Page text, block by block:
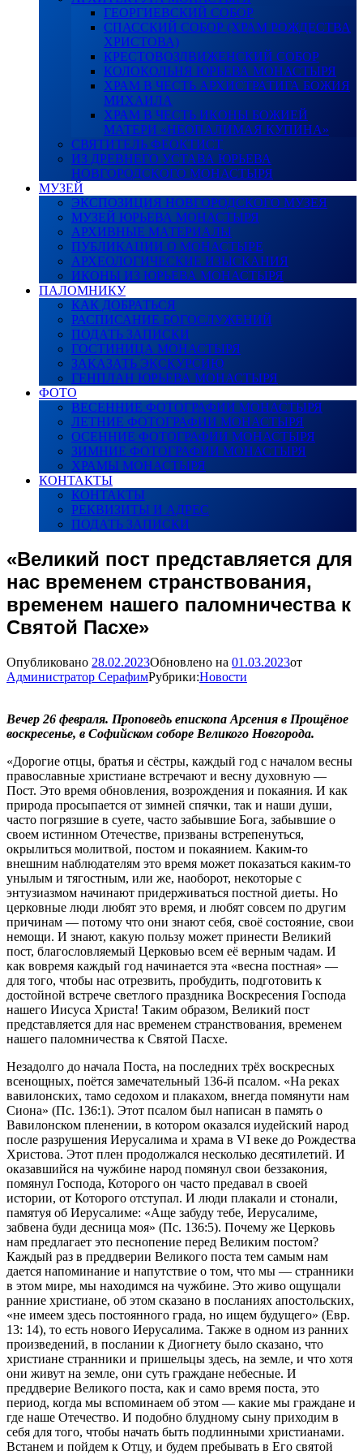
ГЕОРГИЕВСКИЙ СОБОР
СПАССКИЙ СОБОР (ХРАМ РОЖДЕСТВА
ХРИСТОВА)
КРЕСТОВОЗДВИЖЕНСКИЙ СОБОР
КОЛОКОЛЬНЯ ЮРЬЕВА МОНАСТЫРЯ
ХРАМ В ЧЕСТЬ АРХИСТРАТИГА БОЖИЯ
МИХАИЛА
ХРАМ В ЧЕСТЬ ИКОНЫ БОЖИЕЙ
МАТЕРИ «НЕОПАЛИМАЯ КУПИНА»
СВЯТИТЕЛЬ ФЕОКТИСТ
ИЗ ДРЕВНЕГО УСТАВА ЮРЬЕВА
НОВГОРОДСКОГО МОНАСТЫРЯ
МУЗЕЙ
ЭКСПОЗИЦИЯ НОВГОРОДСКОГО МУЗЕЯ
МУЗЕЙ ЮРЬЕВА МОНАСТЫРЯ
АРХИВНЫЕ МАТЕРИАЛЫ
ПУБЛИКАЦИИ О МОНАСТЫРЕ
АРХЕОЛОГИЧЕСКИЕ ИЗЫСКАНИЯ
ИКОНЫ ИЗ ЮРЬЕВА МОНАСТЫРЯ
ПАЛОМНИКУ
КАК ДОБРАТЬСЯ
РАСПИСАНИЕ БОГОСЛУЖЕНИЙ
ПОДАТЬ ЗАПИСКИ
ГОСТИНИЦА МОНАСТЫРЯ
ЗАКАЗАТЬ ЭКСКУРСИЮ
ГЕНПЛАН ЮРЬЕВА МОНАСТЫРЯ
ФОТО
ВЕСЕННИЕ ФОТОГРАФИИ МОНАСТЫРЯ
ЛЕТНИЕ ФОТОГРАФИИ МОНАСТЫРЯ
ОСЕННИЕ ФОТОГРАФИИ МОНАСТЫРЯ
ЗИМНИЕ ФОТОГРАФИИ МОНАСТЫРЯ
ХРАМЫ МОНАСТЫРЯ
КОНТАКТЫ
КОНТАКТЫ
РЕКВИЗИТЫ И АДРЕС
ПОДАТЬ ЗАПИСКИ
«Великий пост представляется для
нас временем странствования,
временем нашего паломничества к
Святой Пасхе»
Опубликовано 28.02.2023Обновлено на 01.03.2023от
Администратор СерафимРубрики:Новости
Вечер 26 февраля. Проповедь епископа Арсения в Прощёное
воскресенье, в Софийском соборе Великого Новгорода.
«Дорогие отцы, братья и сёстры, каждый год с началом весны
православные христиане встречают и весну духовную —
Пост. Это время обновления, возрождения и покаяния. И как
природа просыпается от зимней спячки, так и наши души,
часто погрязшие в суете, часто забывшие Бога, забывшие о
своем истинном Отечестве, призваны встрепенуться,
окрылиться молитвой, постом и покаянием. Каким-то
внешним наблюдателям это время может показаться каким-то
унылым и тягостным, или же, наоборот, некоторые с
энтузиазмом начинают придерживаться постной диеты. Но
церковные люди любят это время, и любят совсем по другим
причинам — потому что они знают себя, своё состояние, свои
немощи. И знают, какую пользу может принести Великий
пост, благословляемый Церковью всем её верным чадам. И
как вовремя каждый год начинается эта «весна постная» —
для того, чтобы нас отрезвить, пробудить, подготовить к
достойной встрече светлого праздника Воскресения Господа
нашего Иисуса Христа! Таким образом, Великий пост
представляется для нас временем странствования, временем
нашего паломничества к Святой Пасхе.
Незадолго до начала Поста, на последних трёх воскресных
всенощных, поëтся замечательный 136-й псалом. «На реках
вавилонских, тамо седохом и плакахом, внегда помянути нам
Сиона» (Пс. 136:1). Этот псалом был написан в память о
Вавилонском пленении, в котором оказался иудейский народ
после разрушения Иерусалима и храма в VI веке до Рождества
Христова. Этот плен продолжался несколько десятилетий. И
оказавшийся на чужбине народ помянул свои беззакония,
помянул Господа, Которого он часто предавал в своей
истории, от Которого отступал. И люди плакали и стонали,
памятуя об Иерусалиме: «Аще забуду тебе, Иерусалиме,
забвена буди десница моя» (Пс. 136:5). Почему же Церковь
нам предлагает это песнопение перед Великим постом?
Каждый раз в преддверии Великого поста тем самым нам
дается напоминание и напутствие о том, что мы — странники
в этом мире, мы находимся на чужбине. Это живо ощущали
ранние христиане, об этом сказано в посланиях апостольских,
«не имеем здесь постоянного града, но ищем будущего» (Евр.
13: 14), то есть нового Иерусалима. Также в одном из ранних
произведений, в послании к Диогнету было сказано, что
христиане странники и пришельцы здесь, на земле, и что хотя
они живут на земле, они суть граждане небесные. И
преддверие Великого поста, как и само время поста, это
период, когда мы вспоминаем об этом — какие мы граждане и
где наше Отечество. И подобно блудному сыну приходим в
себя для того, чтобы начать быть подлинными христианами.
Встанем и пойдем к Отцу, и будем пребывать в Его святой